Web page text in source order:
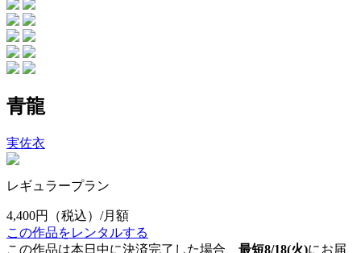
青龍
実佐衣
レギュラープラン
4,400円
（税込）/月額
この作品をレンタルする
この作品は本日中に決済完了した場合、 最短8/18(火)にお届